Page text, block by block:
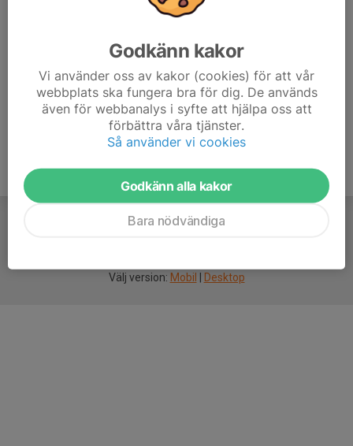
Välj version: Mobil Desktop
Godkänn kakor
Vi använder oss av kakor (cookies) för att vår
webbplats ska fungera bra för dig. De används
även för webbanalys i syfte att hjälpa oss att
förbättra våra tjänster.
Så använder vi cookies
Godkänn alla kakor
Bara nödvändiga